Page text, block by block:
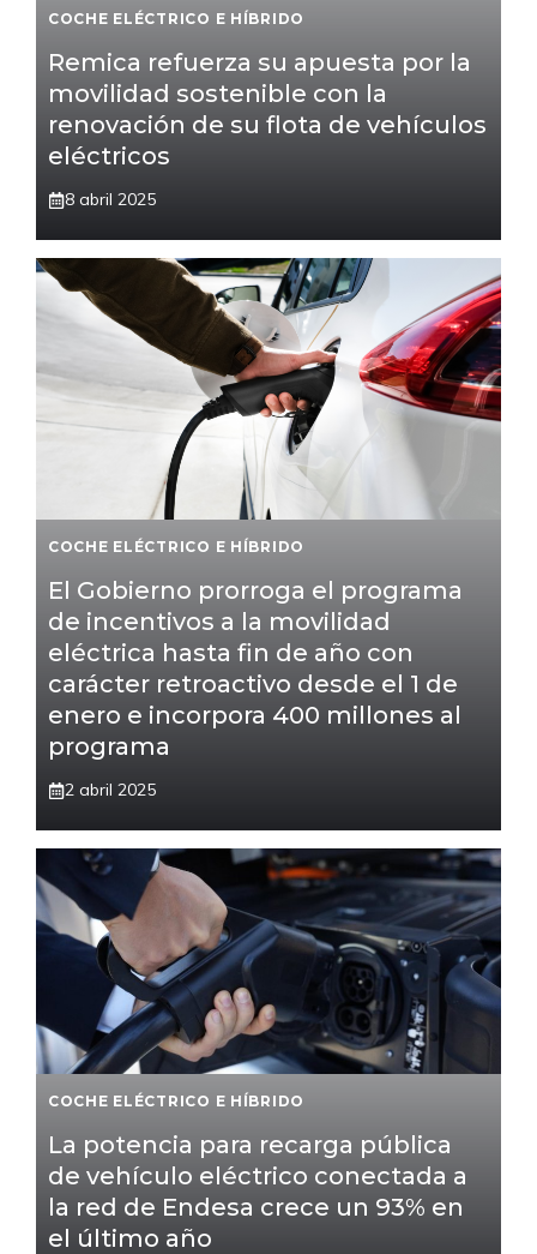
COCHE ELÉCTRICO E HÍBRIDO
Remica refuerza su apuesta por la
movilidad sostenible con la
renovación de su flota de vehículos
eléctricos
8 abril 2025
COCHE ELÉCTRICO E HÍBRIDO
El Gobierno prorroga el programa
de incentivos a la movilidad
eléctrica hasta fin de año con
carácter retroactivo desde el 1 de
enero e incorpora 400 millones al
programa
2 abril 2025
COCHE ELÉCTRICO E HÍBRIDO
La potencia para recarga pública
de vehículo eléctrico conectada a
la red de Endesa crece un 93% en
el último año